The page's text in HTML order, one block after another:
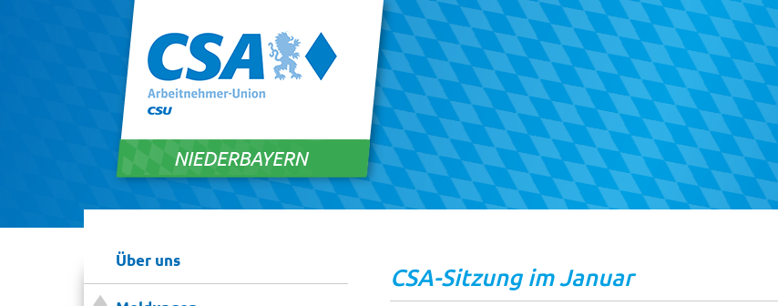
Über uns
CSA-Sitzung im Januar